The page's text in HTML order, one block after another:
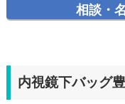
相談・
内視鏡下バッグ